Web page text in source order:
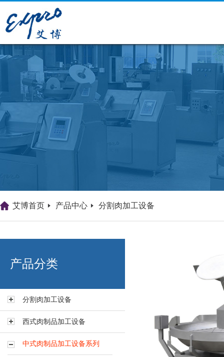
艾博肉类科技（浙江）有限
艾博首页 产品中心 分割肉加工设备
产品分类
分割肉加工设备
西式肉制品加工设备
中式肉制品加工设备系列